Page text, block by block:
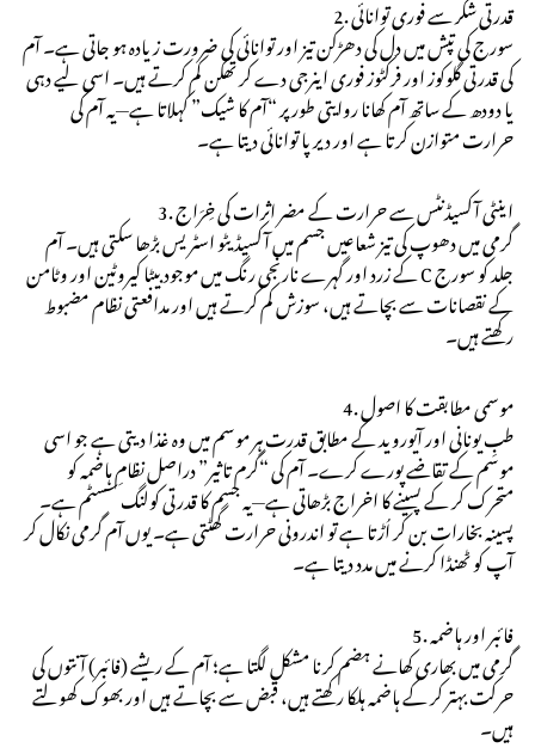
2. قدرتی شکر سے فوری توانائی
سورج کی تپش میں دل کی دھڑکن تیز اور توانائی کی ضرورت زیادہ ہو جاتی ہے۔ آم
کی قدرتی گلوکوز اور فرکٹوز فوری اینرجی دے کر تھکن کم کرتے ہیں۔ اسی لیے دہی
یا دودھ کے ساتھ آم کھانا روایتی طور پر “آم کا شیک” کہلاتا ہے—یہ آم کی
حرارت متوازن کرتا ہے اور دیرپا توانائی دیتا ہے۔
3. اینٹی آکسیڈنٹس سے حرارت کے مضر اثرات کی خِرَاج
گرمی میں دھوپ کی تیز شعاعیں جسم میں آکسیڈیٹو اسٹریس بڑھا سکتی ہیں۔ آم
کے زرد اور گہرے نارنجی رنگ میں موجود بیٹا کیروٹین اور وٹامن C جلد کو سورج
کے نقصانات سے بچاتے ہیں، سوزش کم کرتے ہیں اور مدافعتی نظام مضبوط
رکھتے ہیں۔
4. موسمی مطابقت کا اصول
طبِ یونانی اور آیوروید کے مطابق قدرت ہر موسم میں وہ غذا دیتی ہے جو اسی
موسم کے تقاضے پورے کرے۔ آم کی “گرم تاثیر” دراصل نظامِ ہاضمہ کو
متحرک کر کے پسینے کا اخراج بڑھاتی ہے—یہ جسم کا قدرتی کولنگ سسٹم ہے۔
پسینہ بخارات بن کر اُڑتا ہے تو اندرونی حرارت گھٹتی ہے۔ یوں آم گرمی نکال کر
آپ کو ٹھنڈا کرنے میں مدد دیتا ہے۔
5. فائبر اور ہاضمہ
گرمی میں بھاری کھانے ہضم کرنا مشکل لگتا ہے؛ آم کے ریشے (فائبر) آنتوں کی
حرکت بہتر کر کے ہاضمہ ہلکا رکھتے ہیں، قبض سے بچاتے ہیں اور بھوک کھولتے
ہیں۔